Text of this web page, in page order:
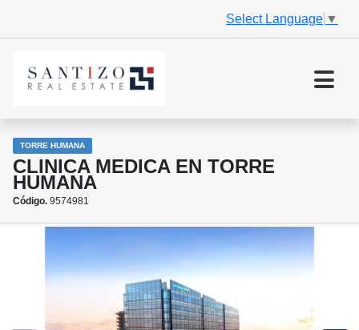
Select Language ▼
TORRE HUMANA
CLINICA MEDICA EN TORRE
HUMANA
Código. 9574981